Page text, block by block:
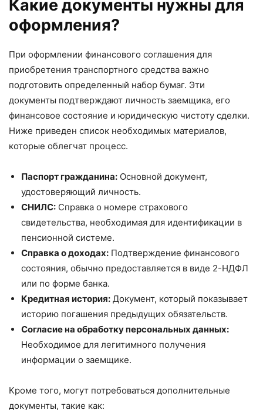
Какие документы нужны для
оформления?
При оформлении финансового соглашения для
приобретения транспортного средства важно
подготовить определенный набор бумаг. Эти
документы подтверждают личность заемщика, его
финансовое состояние и юридическую чистоту сделки.
Ниже приведен список необходимых материалов,
которые облегчат процесс.
Паспорт гражданина: Основной документ,
удостоверяющий личность.
СНИЛС: Справка о номере страхового
свидетельства, необходимая для идентификации в
пенсионной системе.
Справка о доходах: Подтверждение финансового
состояния, обычно предоставляется в виде 2-НДФЛ
или по форме банка.
Кредитная история: Документ, который показывает
историю погашения предыдущих обязательств.
Согласие на обработку персональных данных:
Необходимое для легитимного получения
информации о заемщике.
Кроме того, могут потребоваться дополнительные
документы, такие как: